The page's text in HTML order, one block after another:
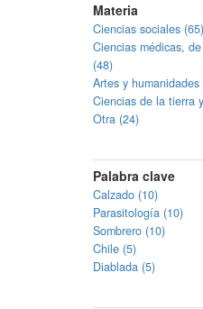
Materia
Ciencias sociales (65)
Ciencias médicas,
(48)
Artes y humanidades
Ciencias de la tierra
Otra (24)
Palabra clave
Calzado (10)
Parasitología (10)
Sombrero (10)
Chile (5)
Diablada (5)